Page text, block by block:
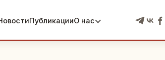
ПубликацииО нас